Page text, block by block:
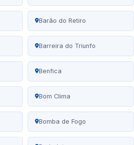
Barão do Retiro
Barreira do Triunfo
Benfica
Bom Clima
Bomba de Fogo